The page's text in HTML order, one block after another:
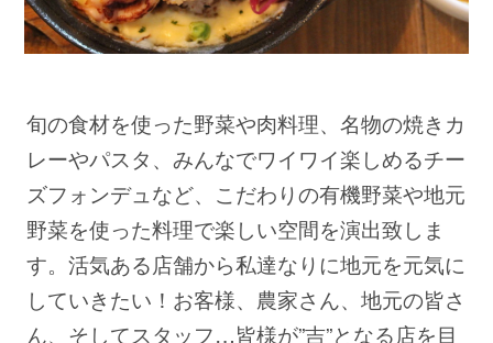
旬の食材を使った野菜や肉料理、名物の焼きカ
レーやパスタ、みんなでワイワイ楽しめるチー
ズフォンデュなど、こだわりの有機野菜や地元
野菜を使った料理で楽しい空間を演出致しま
す。活気ある店舗から私達なりに地元を元気に
していきたい！お客様、農家さん、地元の皆さ
ん、そしてスタッフ…皆様が”吉”となる店を目